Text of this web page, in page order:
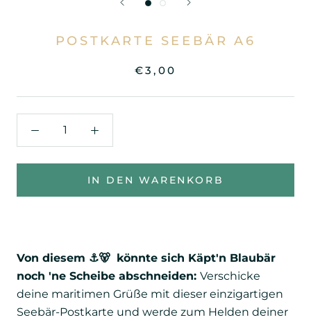
POSTKARTE SEEBÄR A6
€3,00
IN DEN WARENKORB
Von diesem ⚓️🐻 könnte sich Käpt'n Blaubär
noch 'ne Scheibe abschneiden: Verschicke
deine maritimen Grüße mit dieser einzigartigen
Seebär-Postkarte und werde zum Helden deiner